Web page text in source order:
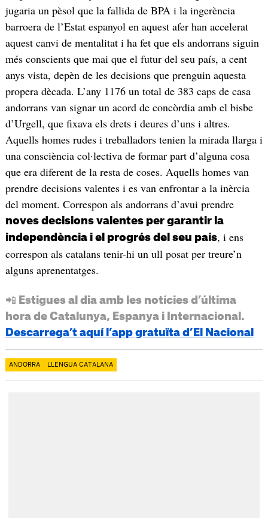
jugaria un pèsol que la fallida de BPA i la ingerència
barroera de l’Estat espanyol en aquest afer han accelerat
aquest canvi de mentalitat i ha fet que els andorrans siguin
més conscients que mai que el futur del seu país, a cent
anys vista, depèn de les decisions que prenguin aquesta
propera dècada. L’any 1176 un total de 383 caps de casa
andorrans van signar un acord de concòrdia amb el bisbe
d’Urgell, que fixava els drets i deures d’uns i altres.
Aquells homes rudes i treballadors tenien la mirada llarga i
una consciència col·lectiva de formar part d’alguna cosa
que era diferent de la resta de coses. Aquells homes van
prendre decisions valentes i es van enfrontar a la inèrcia
del moment. Correspon als andorrans d’avui prendre
noves decisions valentes per garantir la
independència i el progrés del seu país, i ens
correspon als catalans tenir-hi un ull posat per treure’n
alguns aprenentatges.
📲 Estigues al dia amb les notícies d’última
hora de Catalunya, Espanya i Internacional.
Descarrega’t aquí l’app gratuïta d’El Nacional
ANDORRA LLENGUA CATALANA